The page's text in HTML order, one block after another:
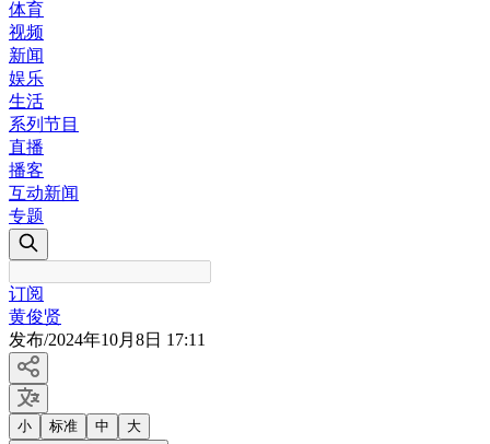
体育
视频
新闻
娱乐
生活
系列节目
直播
播客
互动新闻
专题
订阅
黄俊贤
发布/2024年10月8日 17:11
小 标准 中 大